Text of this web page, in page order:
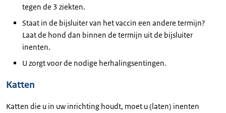
tegen de 3 ziekten.
Staat in de bijsluiter van het vaccin een andere termijn?
Laat de hond dan binnen de termijn uit de bijsluiter
inenten.
U zorgt voor de nodige herhalingsentingen.
Katten
Katten die u in uw inrichting houdt, moet u (laten) inenten